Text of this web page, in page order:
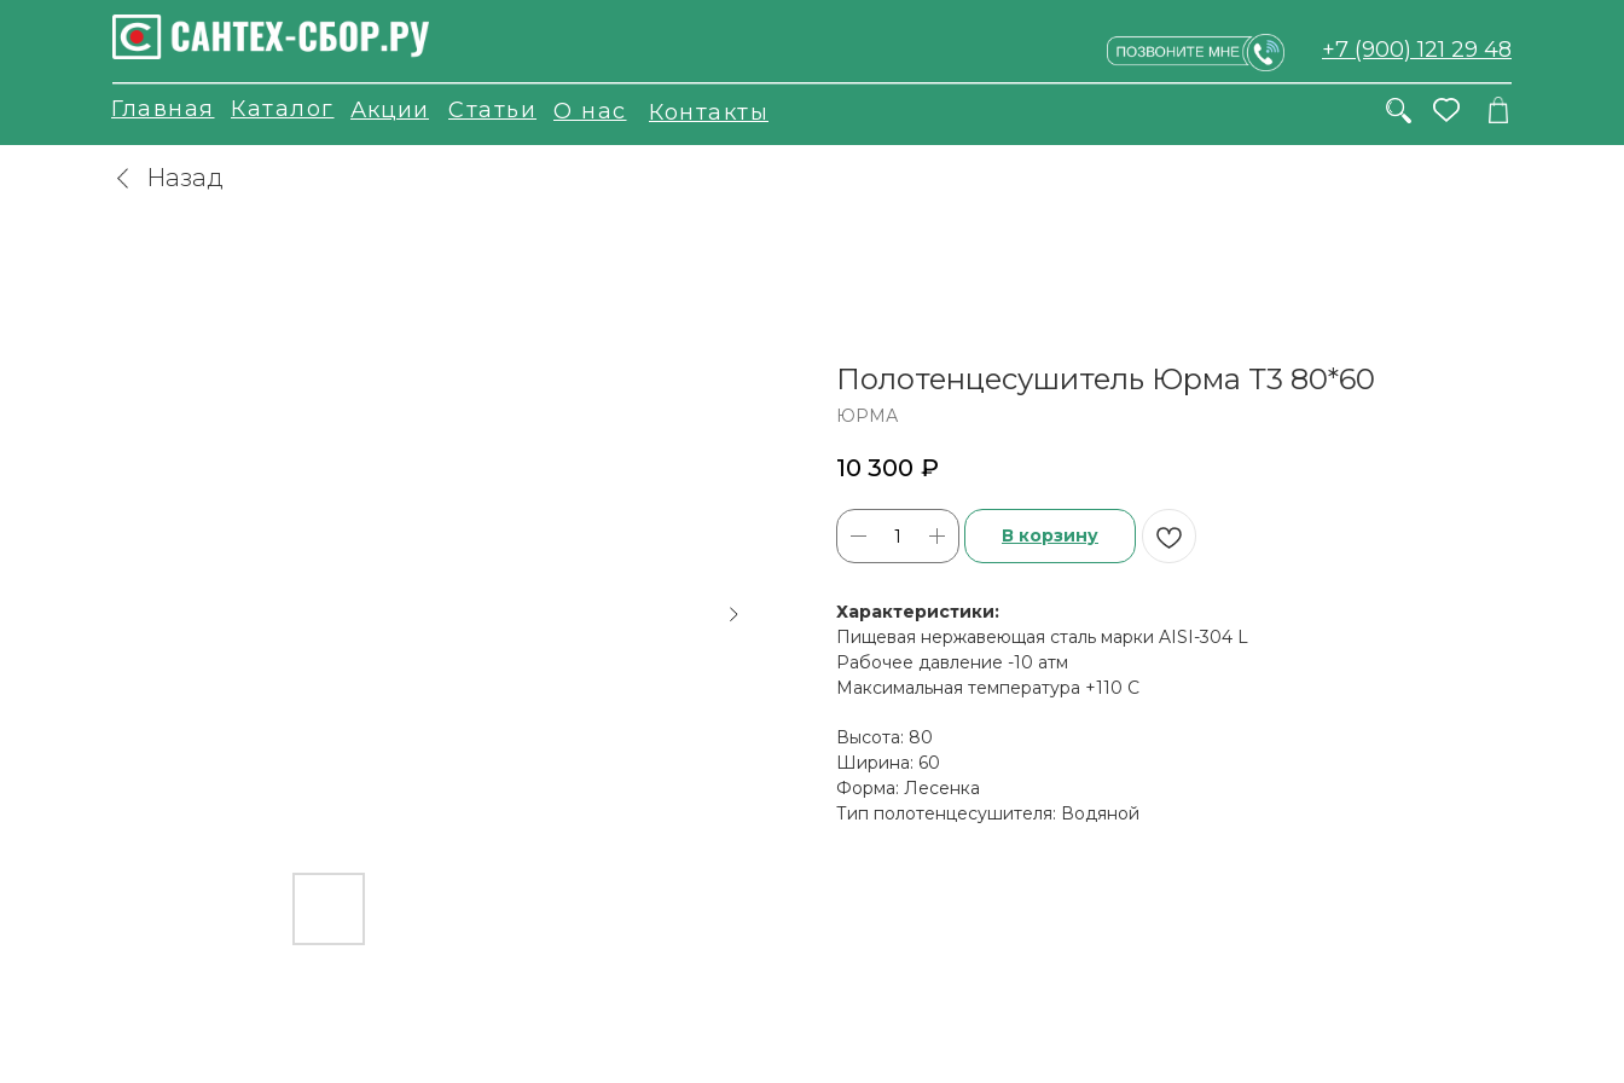
+7 (900) 121 29 48
Каталог Акции О нас Контакты
Статьи
Главная
Назад
Полотенцесушитель Юрма Т3 80*60
ЮРМА
10 300 ₽
В корзину
Характеристики:
Пищевая нержавеющая сталь марки AISI-304 L
Рабочее давление -10 атм
Максимальная температура +110 С
Высота: 80
Ширина: 60
Форма: Лесенка
Тип полотенцесушителя: Водяной